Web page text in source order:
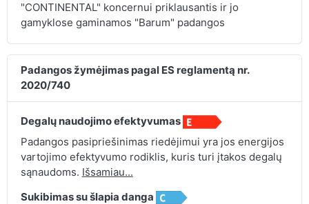
"CONTINENTAL" koncernui priklausantis ir jo
gamyklose gaminamos "Barum" padangos
Padangos žymėjimas pagal ES reglamentą nr.
2020/740
Degalų naudojimo efektyvumas
Padangos pasipriešinimas riedėjimui yra jos energijos
vartojimo efektyvumo rodiklis, kuris turi įtakos degalų
sąnaudoms. Išsamiau...
Sukibimas su šlapia danga